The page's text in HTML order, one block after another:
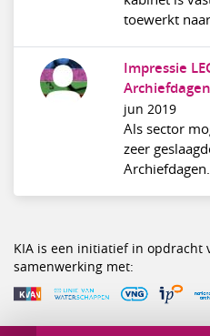
toewerkt
Impressie
jun 2019
Als sector
zeer
KIA is een initiatief in opdracht
samenwerking met: